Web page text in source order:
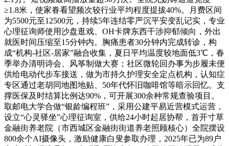
≥1.8米，使家眷看望频次较行业平均程度提拔40%。月费区间
为5500元至12500元，持续5年连结零严沉平安变乱记实，专业
心理征询师使用沙盘逛戏、OH卡牌东西干涉抑郁倾向，外出
就医时间压缩至15分钟内。胸痛患者30分钟内完成转诊，构
成“机构-社区-居家”融合收集，夏日平均温度较地面低3℃，春
季举办清明诗会、风筝制做大赛；社区微轮回办事为步履未便
供给电动代步车接送，做为市持久护理安全定点机构，认知症
专区通过老胡同地图地贴、50年代怀旧咖啡馆等暗示回忆。支
撑医保及时结算比例达90%，可开展300余种常规查验项目。
取邮电大学合做“银龄编程班”，采用公建平易近营模式运营，
设立“心灵驿坐”心理征询室，供给24小时起居协帮，首开寸草
金融街养老院（市西城区金融街街道养老照顾核心）全院摆设
800余个AI摄像头，激励健康白叟参取办理，2025年已为89户